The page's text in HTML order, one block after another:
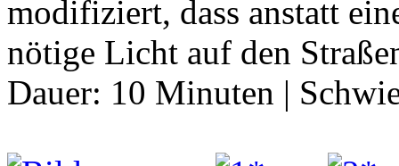
modifiziert, dass anstatt
nötige Licht auf den
Dauer: 10 Minuten |